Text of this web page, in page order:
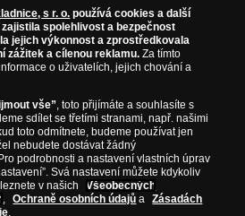
s r. o. používá cookies a další
spolehlivost a bezpečnost
jejich výkonnost a zprostředkovala
zážitek a cílenou reklamu. Za tímto
o uživatelích, jejich chování a
vše”, toto přijímáte a souhlasíte s
sdílet se třetími stranami, např. našimi
toto odmítnete, budeme používat jen
nebudete dostávat žádný
podrobnosti a nastavení vlastních úprav
Svá nastavení můžete kdykoliv
v našich
Všeobecných
, Ochraně osobních údajů a
Zásadách
.